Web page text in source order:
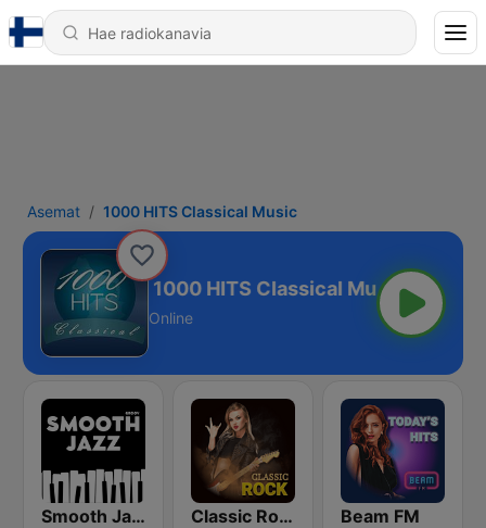
Asemat 1000 HITS Classical Music
Music
Online
Smooth Jazz - Groov Classic Rock Station Beam FM